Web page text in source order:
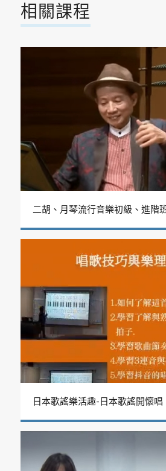
相關課程
二胡、月琴流行音樂初級、進階
日本歌謠樂活趣-日本歌謠開懷唱